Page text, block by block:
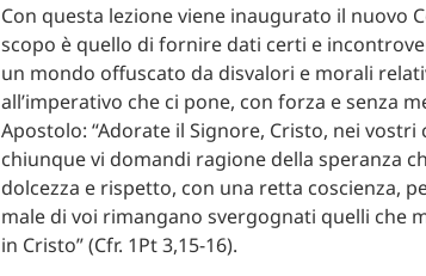
Con questa lezione viene inaugurato il nuovo
scopo è quello di fornire dati certi e
un mondo offuscato da disvalori e morali
all’imperativo che ci pone, con forza e senza
Apostolo: “Adorate il Signore, Cristo, nei
chiunque vi domandi ragione della speranza
dolcezza e rispetto, con una retta coscienza,
male di voi rimangano svergognati quelli che
in Cristo” (Cfr. 1Pt 3,15-16).